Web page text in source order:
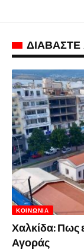
ΚΟΙΝΩΝΊΑ
Χαλκίδα: Πως
Αγοράς